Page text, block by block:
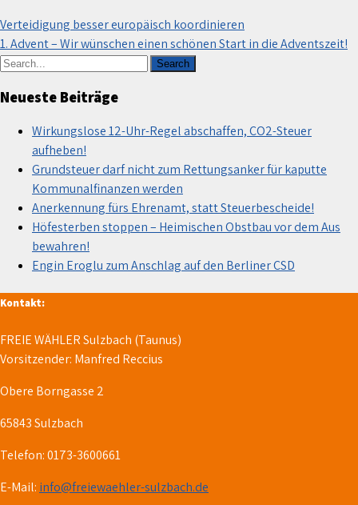
Beitragsnavigation
Verteidigung besser europäisch koordinieren
1. Advent – Wir wünschen einen schönen Start in die Adventszeit!
Neueste Beiträge
Wirkungslose 12-Uhr-Regel abschaffen, CO2-Steuer
aufheben!
Grundsteuer darf nicht zum Rettungsanker für kaputte
Kommunalfinanzen werden
Anerkennung fürs Ehrenamt, statt Steuerbescheide!
Höfesterben stoppen – Heimischen Obstbau vor dem Aus
bewahren!
Engin Eroglu zum Anschlag auf den Berliner CSD
Kontakt:
FREIE WÄHLER Sulzbach (Taunus)
Vorsitzender: Manfred Reccius
Obere Borngasse 2
65843 Sulzbach
Telefon: 0173-3600661
E-Mail: info@freiewaehler-sulzbach.de